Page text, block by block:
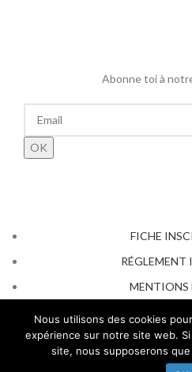
Abonne toi à
FICHE
RÉGLEMENT
MENTIONS
Nous utilisons des cookies
expérience sur notre site web.
site, nous supposerons